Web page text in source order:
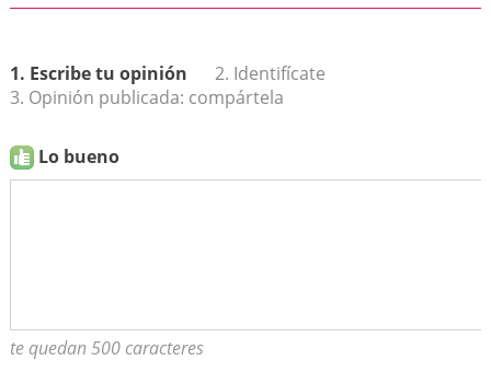
1. Escribe tu opinión
2. Identifícate
3. Opinión publicada: compártela
Lo bueno
te quedan 500 caracteres